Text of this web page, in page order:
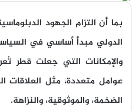
بما أن التزام الجهود
الدولي مبدأٌ أساسي في
والإمكانات التي جعلت
عوامل متعددة، مثل العلاقات
الضخمة، والموثوقية، والنزاهة.